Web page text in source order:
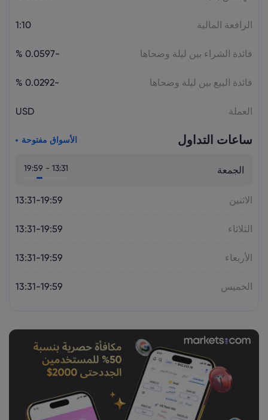
Salma
2026 Aug 05, 16:02
الرافعة المالية 1:10
فائدة الشراء بين ليلة وضحاها -0.0597 %
فائدة البيع بين ليلة وضحاها -0.0292 %
العملة USD
ساعات التداول الأسواق مفتوحة
الجمعة 13:31 - 19:59
الاثنين 13:31-19:59
الثلاثاء 13:31-19:59
الأربعاء 13:31-19:59
الخميس 13:31-19:59